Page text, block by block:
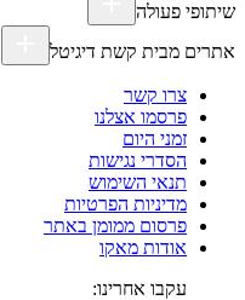
שיתופי פעולה
אתרים מבית קשת דיגיטל
צרו קשר
פרסמו אצלנו
זמני היום
הסדרי נגישות
תנאי השימוש
מדיניות הפרטיות
פרסום ממומן באתר
אודות מאקו
עקבו אחרינו: